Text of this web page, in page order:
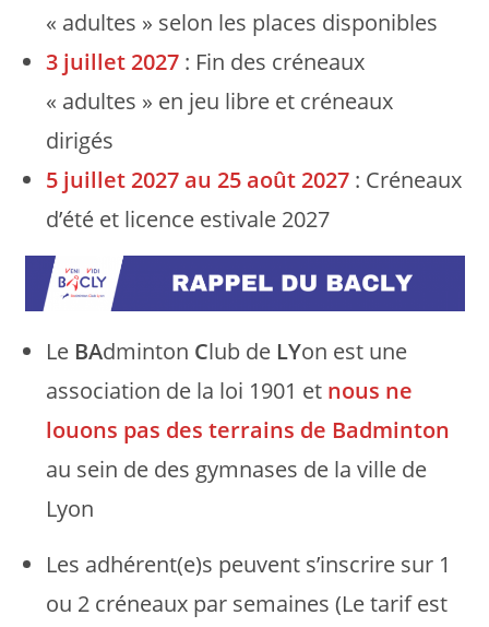
« adultes » selon les places disponibles
3 juillet 2027 : Fin des créneaux
« adultes » en jeu libre et créneaux
dirigés
5 juillet 2027 au 25 août 2027 : Créneaux
d’été et licence estivale 2027
Le BAdminton Club de LYon est une
association de la loi 1901 et nous ne
louons pas des terrains de Badminton
au sein de des gymnases de la ville de
Lyon
Les adhérent(e)s peuvent s’inscrire sur 1
ou 2 créneaux par semaines (Le tarif est